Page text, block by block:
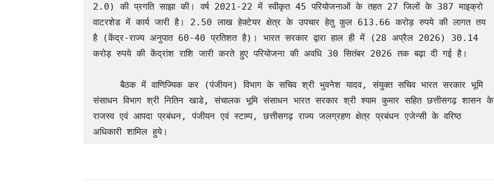
2.0) की प्रगति साझा की। वर्ष 2021-22 में स्वीकृत 45 परियोजनाओं के तहत 27 जिलों के 387 माइक्रो
वाटरशेड में कार्य जारी है। 2.50 लाख हेक्टेयर क्षेत्र के उपचार हेतु कुल 613.66 करोड़ रुपये की लागत तय
है (केंद्र-राज्य अनुपात 60-40 प्रतिशत है)। भारत सरकार द्वारा हाल ही में (28 अप्रैल 2026) 30.14
करोड़ रुपये की केंद्रांश राशि जारी करते हुए परियोजना की अवधि 30 सितंबर 2026 तक बढ़ा दी गई है।
     बैठक में वाणिज्यिक कर (पंजीयन) विभाग के सचिव श्री भुवनेश यादव, संयुक्त सचिव भारत सरकार भूमि
संसाधन विभाग श्री नितिन खाडे, संचालक भूमि संसाधन भारत सरकार श्री श्याम कुमार सहित छत्तीसगढ़ शासन के
राजस्व एवं आपदा प्रबंधन, पंजीयन एवं स्टाम्प, छत्तीसगढ़ राज्य जलग्रहण क्षेत्र प्रबंधन एजेन्सी के वरिष्ठ
अधिकारी शामिल हुये।